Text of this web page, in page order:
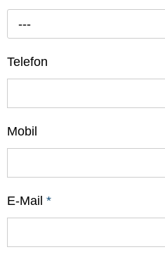
---
Telefon
Mobil
E-Mail *